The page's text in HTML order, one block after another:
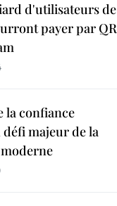
d'utilisateurs de
payer par QR
la confiance
majeur de la